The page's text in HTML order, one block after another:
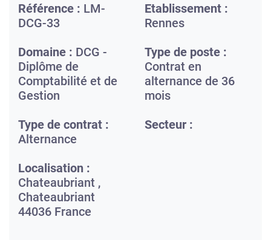
Référence : LM-
DCG-33
Etablissement :
Rennes
Domaine : DCG -
Diplôme de
Comptabilité et de
Gestion
Type de poste :
Contrat en
alternance de 36
mois
Type de contrat :
Alternance
Secteur :
Localisation :
Chateaubriant ,
Chateaubriant
44036 France